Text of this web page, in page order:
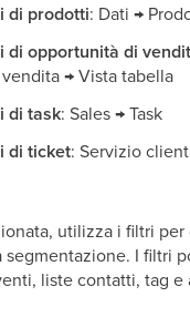
di prodotti: Dati →
di opportunità di
→ Vista tabella
di task: Sales → Task
di ticket: Servizio
utilizza i filtri
I filtri
liste contatti, tag e